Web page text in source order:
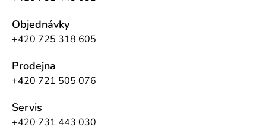
Objednávky
+420 725 318 605
Prodejna
+420 721 505 076
Servis
+420 731 443 030